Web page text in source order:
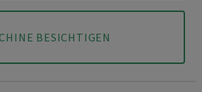
BESICHTIGEN